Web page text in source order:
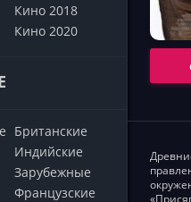
Кино 2018
Кино 2020
Британские
Индийские
Зарубежные
Французские